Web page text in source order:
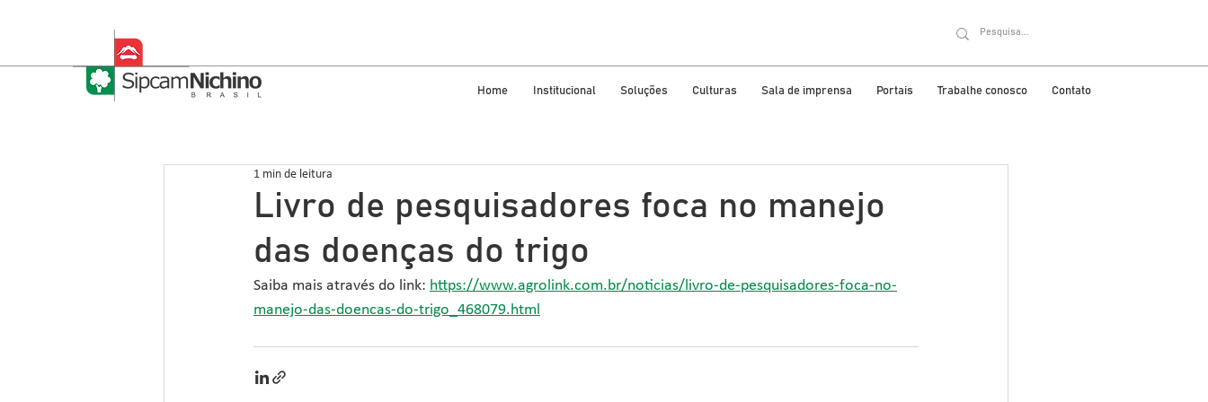
Home Institucional Soluções Culturas Sala de imprensa Portais Trabalhe conosco Contato
Livro de pesquisadores foca no manejo
das doenças do trigo
1 min de leitura
Saiba mais através do link: https://www.agrolink.com.br/noticias/livro-de-pesquisadores-foca-no-
manejo-das-doencas-do-trigo_468079.html